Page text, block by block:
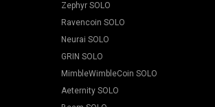
Zephyr SOLO
Ravencoin SOLO
Neurai SOLO
GRIN SOLO
MimbleWimbleCoin SOLO
Aeternity SOLO